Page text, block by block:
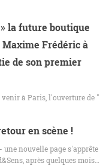
la future boutique
Frédéric à
de son premier
à Paris, l'ouverture de "
en scène !
une nouvelle page s'apprête
après quelques mois…